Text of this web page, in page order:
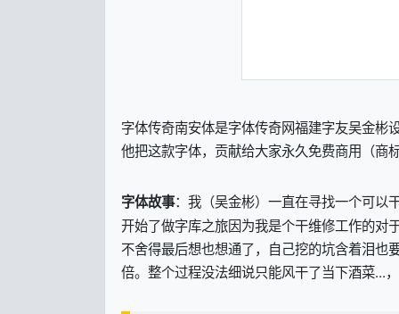
字体传奇南安体是字体传奇网福建字友吴金彬
他把这款字体，贡献给大家永久免费商用（商
字体故事：我（吴金彬）一直在寻找一个可以
开始了做字库之旅因为我是个干维修工作的对
不舍得最后想也想通了，自己挖的坑含着泪也
倍。整个过程没法细说只能风干了当下酒菜...